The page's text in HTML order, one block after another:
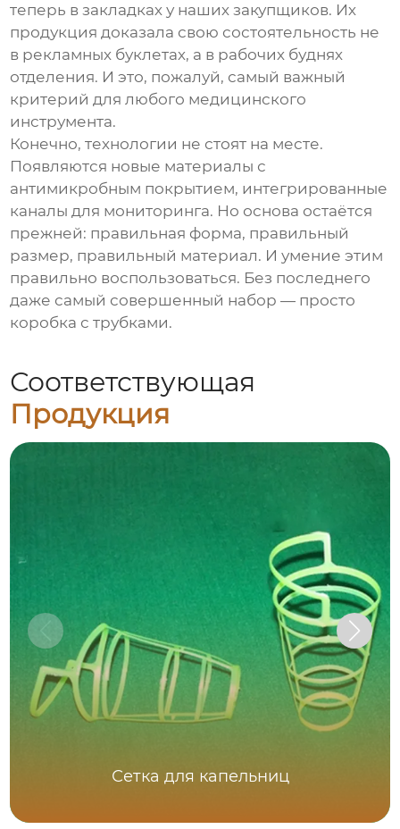
теперь в закладках у наших закупщиков. Их
продукция доказала свою состоятельность не
в рекламных буклетах, а в рабочих буднях
отделения. И это, пожалуй, самый важный
критерий для любого медицинского
инструмента.
Конечно, технологии не стоят на месте.
Появляются новые материалы с
антимикробным покрытием, интегрированные
каналы для мониторинга. Но основа остаётся
прежней: правильная форма, правильный
размер, правильный материал. И умение этим
правильно воспользоваться. Без последнего
даже самый совершенный набор — просто
коробка с трубками.
Соответствующая
Продукция
Сетка для капельниц